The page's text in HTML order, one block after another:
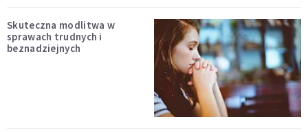
Skuteczna modlitwa w
sprawach trudnych i
beznadziejnych